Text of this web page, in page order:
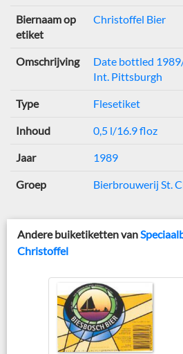
Biernaam op
etiket
Christoffel Bier
Omschrijving
Date bottled
Int. Pittsburgh
Type Flesetiket
Inhoud 0,5 l/16.9 floz
Jaar 1989
Groep Bierbrouwerij St.
Andere buiketiketten van
Christoffel